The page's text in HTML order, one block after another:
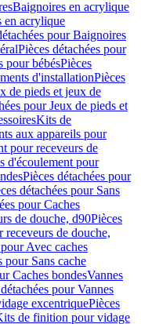
Baignoires en acrylique
en acrylique
pour Baignoires
Pièces détachées pour
pour bébésPièces
d'installationPièces
de pieds et jeux de
pour Jeux de pieds et
Kits de
aux appareils pour
pour receveurs de
d'écoulement pour
Pièces détachées pour
détachées pour Sans
pour Caches
de douche, d90Pièces
receveurs de douche,
Avec caches
pour Sans cache
Caches bondesVannes
pour Vannes
excentriquePièces
de finition pour vidage